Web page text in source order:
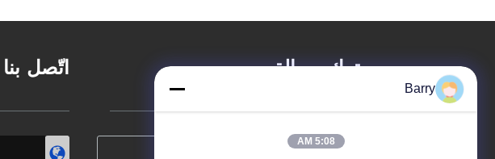
اتّصل بنا ترك رسالة
Barry
5:08 AM